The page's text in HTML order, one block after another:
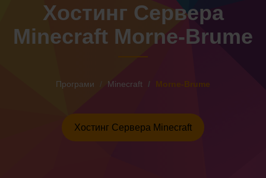
Хостинг Сервера
Minecraft Morne-Brume
Програми Minecraft Morne-Brume
Хостинг Сервера Minecraft